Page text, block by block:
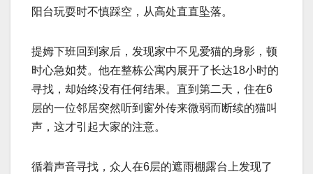
阳台玩耍时不慎踩空，从高处直直坠落。
提姆下班回到家后，发现家中不见爱猫的身影，顿
时心急如焚。他在整栋公寓内展开了长达18小时的
寻找，却始终没有任何结果。直到第二天，住在6
层的一位邻居突然听到窗外传来微弱而断续的猫叫
声，这才引起大家的注意。
循着声音寻找，众人在6层的遮雨棚露台上发现了